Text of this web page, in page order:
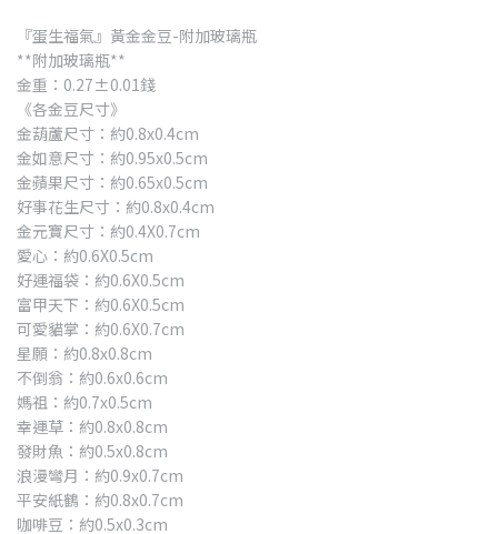
『蛋生福氣』黃金金豆-附加玻璃瓶
**附加玻璃瓶**
金重：0.27±0.01錢
《各金豆尺寸》
金葫蘆尺寸：約0.8x0.4cm
金如意尺寸：約0.95x0.5cm
金蘋果尺寸：約0.65x0.5cm
好事花生尺寸：約0.8x0.4cm
金元寶尺寸：約0.4X0.7cm
愛心：約0.6X0.5cm
好運福袋：約0.6X0.5cm
富甲天下：約0.6X0.5cm
可愛貓掌：約0.6X0.7cm
星願：約0.8x0.8cm
不倒翁：約0.6x0.6cm
媽祖：約0.7x0.5cm
幸運草：約0.8x0.8cm
發財魚：約0.5x0.8cm
浪漫彎月：約0.9x0.7cm
平安紙鶴：約0.8x0.7cm
咖啡豆：約0.5x0.3cm